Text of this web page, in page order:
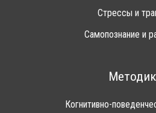
Стрессы и
Самопознание и
Когнитивно-